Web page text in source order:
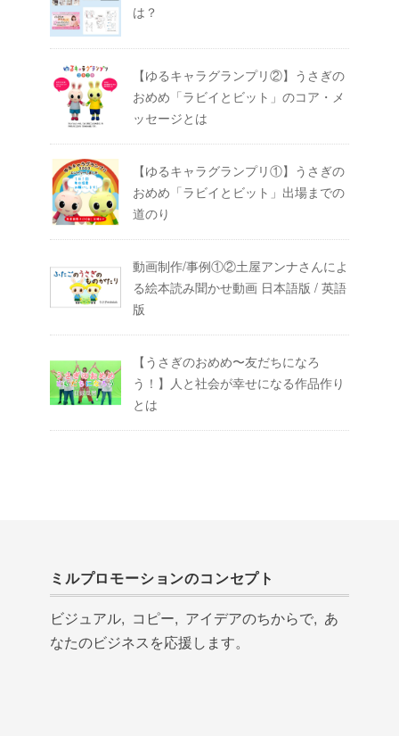
は？
【ゆるキャラグランプリ②】うさぎの
おめめ「ラビイとビット」のコア・メ
ッセージとは
【ゆるキャラグランプリ①】うさぎの
おめめ「ラビイとビット」出場までの
道のり
動画制作/事例①②土屋アンナさんによ
る絵本読み聞かせ動画 日本語版 / 英語
版
【うさぎのおめめ〜友だちになろ
う！】人と社会が幸せになる作品作り
とは
ミルプロモーションのコンセプト
ビジュアル, コピー, アイデアのちからで, あ
なたのビジネスを応援します。